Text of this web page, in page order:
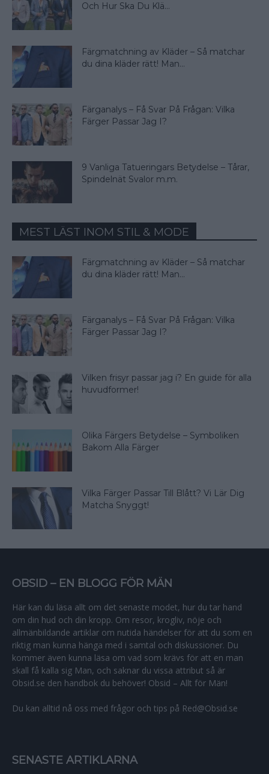
Och Hur Ska Du Klä...
Färgmatchning av Kläder – Så matchar
du dina kläder rätt! Man...
Färganalys – Få Svar På Frågan: Vilka
Färger Passar Jag I?
9 Vanliga Tatueringars Betydelse – Tårar,
Spindelnät Svalor m.m.
MEST LÄST INOM STIL & MODE
Färgmatchning av Kläder – Så matchar
du dina kläder rätt! Man...
Färganalys – Få Svar På Frågan: Vilka
Färger Passar Jag I?
Vilken frisyr passar jag i? En guide för alla
huvudformer!
Olika Färgers Betydelse – Symboliken
Bakom Alla Färger
Vilka Färger Passar Till Blått? Vi Lär Dig
Matcha Snyggt!
OBSID – EN BLOGG FÖR MÄN
Här kan du läsa allt om det senaste modet, hur du tar hand
om din hud och din kropp. Om resor, krogliv, nöje och
allmänbildande artiklar om nutida händelser för att du som en
riktig man kunna hänga med i samtal och diskussioner. Du
kommer även kunna läsa om vad som krävs för att en man
skall få kalla sig Man, och saknar du vissa attribut så är
Obsid.se den handbok du behöver! Obsid – Allt för Män!
Du kan alltid nå oss med frågor och tips på Red@Obsid.se
SENASTE ARTIKLARNA